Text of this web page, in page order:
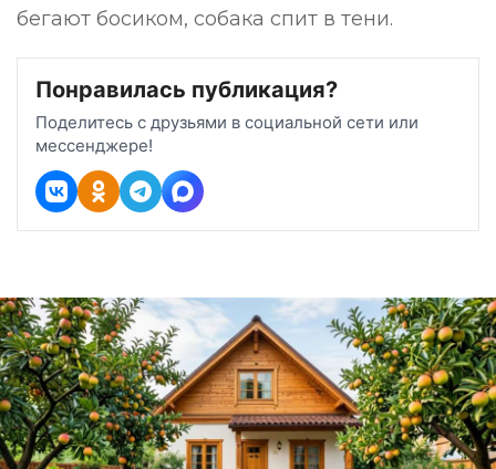
бегают босиком, собака спит в тени.
Понравилась публикация?
Поделитесь с друзьями в социальной сети или
мессенджере!